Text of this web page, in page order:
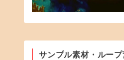
サンプル素材・ループ